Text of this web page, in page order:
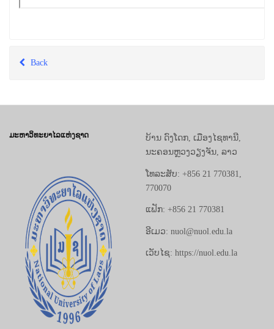
Back
ມະຫາວິທະຍາໄລແຫ່ງຊາດ
ບ້ານ ດົງໂດກ, ເມືອງໄຊທານີ,
ນະຄອນຫຼວງວຽງຈັນ, ລາວ
ໂທລະສັບ: +856 21 770381,
770070
ແຟັກ: +856 21 770381
ອີເມວ: nuol@nuol.edu.la
ເວັບໄຊ: https://nuol.edu.la